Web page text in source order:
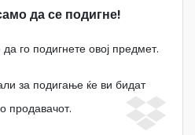
да се подигне!
го подигнете овој предмет.
за подигање ќе ви бидат
продавачот.